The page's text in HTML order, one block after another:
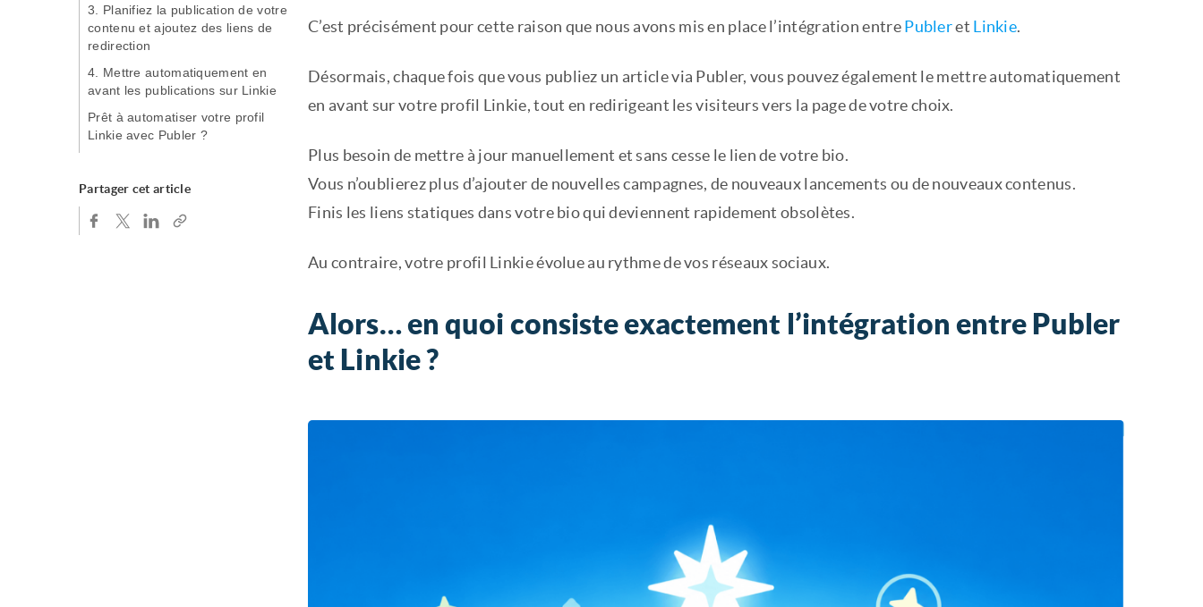
3. Planifiez la publication de votre
contenu et ajoutez des liens de
redirection
4. Mettre automatiquement en
avant les publications sur Linkie
Prêt à automatiser votre profil
Linkie avec Publer ?
Partager cet article
C’est précisément pour cette raison que nous avons mis en place l’intégration entrePubleret Linkie.
Désormais, chaque fois que vous publiez un article via Publer, vous pouvez également le mettre automatiquement
en avant sur votre profil Linkie, tout en redirigeant les visiteurs vers la page de votre choix.
Plus besoin de mettre à jour manuellement et sans cesse le lien de votre bio.
Vous n’oublierez plus d’ajouter de nouvelles campagnes, de nouveaux lancements ou de nouveaux contenus.
Finis les liens statiques dans votre bio qui deviennent rapidement obsolètes.
Au contraire, votre profil Linkie évolue au rythme de vos réseaux sociaux.
Alors… en quoi consiste exactement l’intégration entre Publer
et Linkie ?